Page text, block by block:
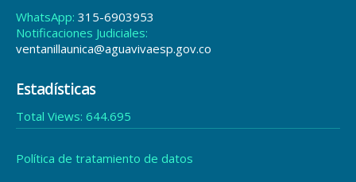
WhatsApp: 315-6903953
Notificaciones Judiciales:
ventanillaunica@aguavivaesp.gov.co
Estadísticas
Total Views: 644.695
Política de tratamiento de datos